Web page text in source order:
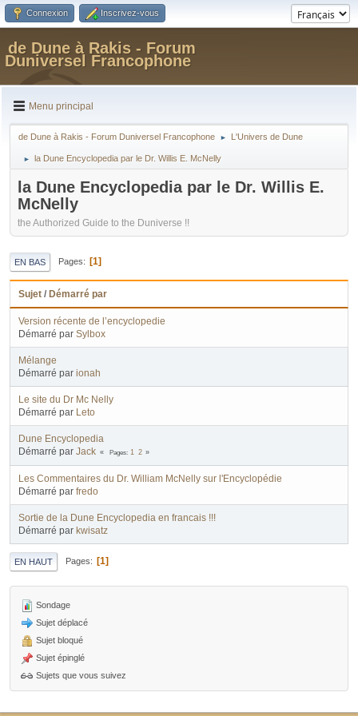
Connexion Inscrivez-vous
de Dune à Rakis - Forum
Duniversel Francophone
Menu principal
de Dune à Rakis - Forum Duniversel Francophone ► L'Univers de Dune
► la Dune Encyclopedia par le Dr. Willis E. McNelly
la Dune Encyclopedia par le Dr. Willis E.
McNelly
the Authorized Guide to the Duniverse !!
EN BAS Pages 1
Sujet / Démarré par
Version récente de l’encyclopedie
Démarré par Sylbox
Mélange
Démarré par ionah
Le site du Dr Mc Nelly
Démarré par Leto
Dune Encyclopedia
Démarré par Jack Pages 1 2
Les Commentaires du Dr. William McNelly sur l'Encyclopédie
Démarré par fredo
Sortie de la Dune Encyclopedia en francais !!!
Démarré par kwisatz
EN HAUT Pages 1
Sondage
Sujet déplacé
Sujet bloqué
Sujet épinglé
Sujets que vous suivez